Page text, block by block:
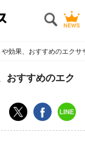
効果、おすすめのエク
おすすめのエク